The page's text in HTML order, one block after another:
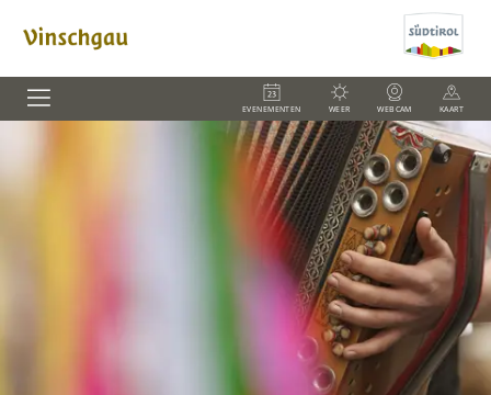
EVENEMENTEN WEER WEBCAM KAART